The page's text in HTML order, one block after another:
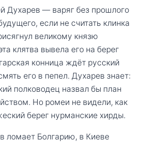
Духарев — варяг без прошлого
если не считать клинка
великому князю
клятва вывела его на берег
конница ждёт русский
его в пепел. Духарев знает:
полководец назвал бы план
Но ромеи не видели, как
берег нурманские хирды.
ломает Болгарию, в Киеве